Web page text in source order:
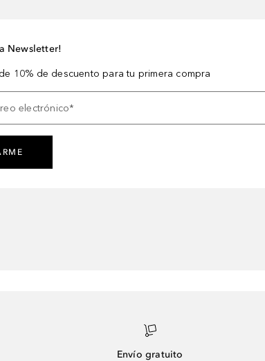
Newsletter!
10% de descuento para tu primera compra
electrónico*
Envío gratuito